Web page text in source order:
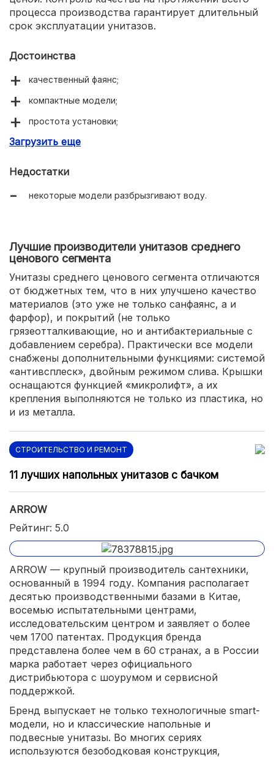
процесса производства гарантирует длительный
срок эксплуатации унитазов.
Достоинства
качественный фаянс;
компактные модели;
простота установки;
легкий уход;
Загрузить еще
Недостатки
некоторые модели разбрызгивают воду.
Лучшие производители унитазов среднего
ценового сегмента
Унитазы среднего ценового сегмента отличаются
от бюджетных тем, что в них улучшено качество
материалов (это уже не только санфаянс, а и
фарфор), и покрытий (не только
грязеотталкивающие, но и антибактериальные с
добавлением серебра). Практически все модели
снабжены дополнительными функциями: системой
«антивсплеск», двойным режимом слива. Крышки
оснащаются функцией «микролифт», а их
крепления выполняются не только из пластика, но
и из металла.
СТРОИТЕЛЬСТВО И РЕМОНТ
11 лучших напольных унитазов с бачком
ARROW
Рейтинг: 5.0
ARROW — крупный производитель сантехники,
основанный в 1994 году. Компания располагает
десятью производственными базами в Китае,
восемью испытательными центрами,
исследовательским центром и заявляет о более
чем 1700 патентах. Продукция бренда
представлена более чем в 60 странах, а в России
марка работает через официального
дистрибьютора с шоурумом и сервисной
поддержкой.
Бренд выпускает не только технологичные smart-
модели, но и классические напольные и
подвесные унитазы. Во многих сериях
используются безободковая конструкция,